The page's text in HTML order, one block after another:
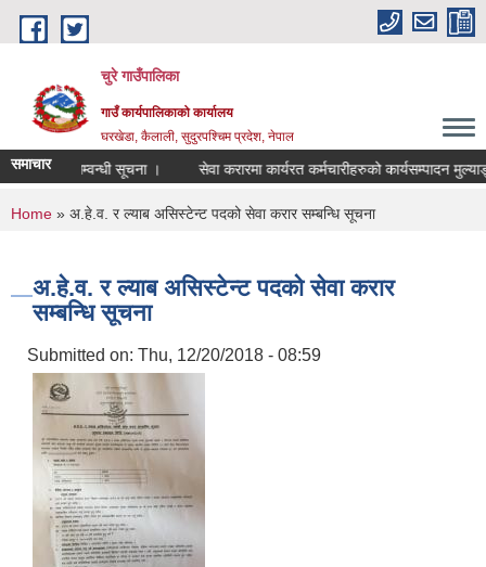
Skip to main content
चुरे गाउँपालिका
गाउँ कार्यपालिकाको कार्यालय
घरखेडा, कैलाली, सुदुरपश्चिम प्रदेश, नेपाल
समाचारसकिने सम्वन्धी सूचना । सेवा करारमा कार्यरत कर्मचारीहरुको कार्यसम्पादन
You are here
Home » अ.हे.व. र ल्याब असिस्टेन्ट पदको सेवा करार सम्बन्धि सूचना
अ.हे.व. र ल्याब असिस्टेन्ट पदको सेवा करार
सम्बन्धि सूचना
Submitted on: Thu, 12/20/2018 - 08:59